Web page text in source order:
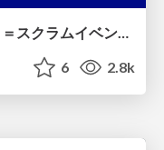
6 2.8k